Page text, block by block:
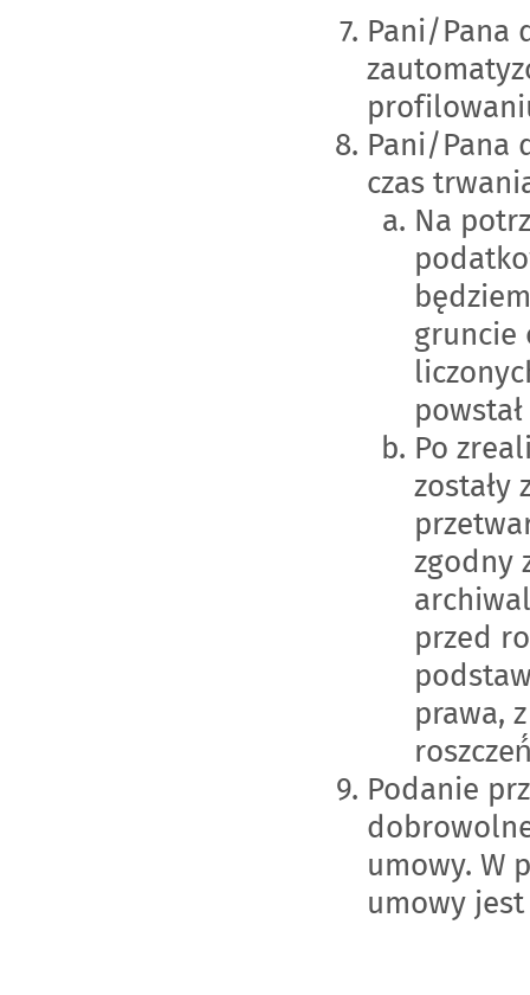
Pani/Pana
Pani/Pana
czas
Na
gruncie
Po
zostały
zgodny
przed
prawa,
Podanie
umowy. W
umowy